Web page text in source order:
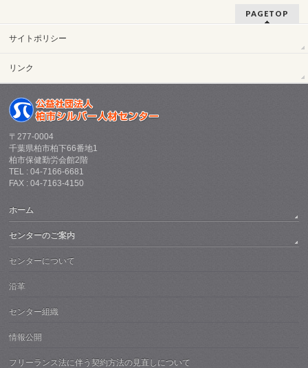
PAGETOP
サイトポリシー
リンク
〒277-0004
千葉県柏市柏下66番地1
柏市保健勤労会館2階
TEL : 04-7166-6681
FAX : 04-7163-4150
ホーム
センターのご案内
センターについて
沿革
センター組織
情報公開
フリーランス法に伴う契約方法の見直しについて